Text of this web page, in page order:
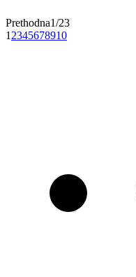
Prethodna1/23
1 2345678910